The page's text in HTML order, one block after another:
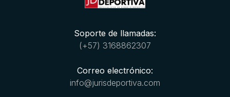
Soporte de llamadas:
(+57) 3168862307
Correo electrónico:
info@jurisdeportiva.com